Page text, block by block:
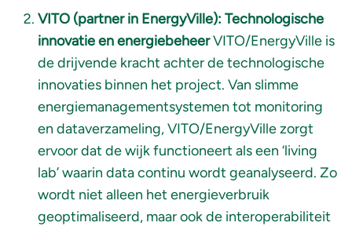
VITO (partner in EnergyVille): Technologische
innovatie en energiebeheerVITO/EnergyVille is
de drijvende kracht achter de technologische
innovaties binnen het project. Van slimme
energiemanagementsystemen tot monitoring
en dataverzameling, VITO/EnergyVille zorgt
ervoor dat de wijk functioneert als een ‘living
lab’ waarin data continu wordt geanalyseerd. Zo
wordt niet alleen het energieverbruik
geoptimaliseerd, maar ook de interoperabiliteit